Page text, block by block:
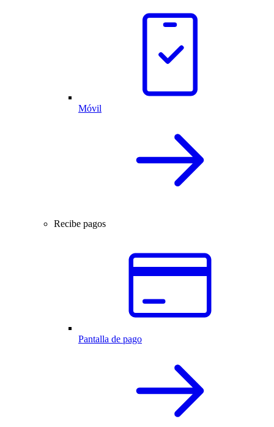
Móvil
Recibe pagos
Pantalla de pago